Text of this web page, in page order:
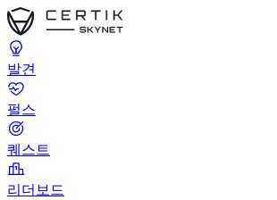
발견
펄스
퀘스트
리더보드